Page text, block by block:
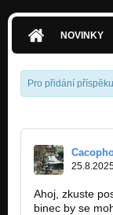
9. FEEBLE MINDED
10. FEEBLE
The perfect suicidal
The perfect suicidal
NOVINKY
Pro přidání
Ahoj, zkuste
binec by se